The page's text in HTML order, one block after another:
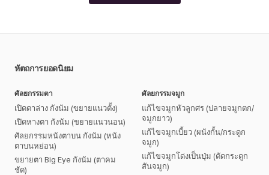
หัตถการยอดนิยม
ศัลยกรรมตา
เปิดตาล่าง กังนัม (ขยายแนวตั้ง)
เปิดหางตา กังนัม (ขยายแนวนอน)
ศัลยกรรมหนังตาบน กังนัม (หนัง
ตาบนหย่อน)
ขยายตา Big Eye กังนัม (ตาคม
ชัด)
ศัลยกรรมจมูก
แก้ไขจมูกหัวลูกศร (ปลายจมูกตก/
จมูกยาว)
แก้ไขจมูกเบี้ยว (ผนังกั้น/กระดูก
จมูก)
แก้ไขจมูกโด่งเป็นปุ่ม (ตัดกระดูก
สันจมูก)